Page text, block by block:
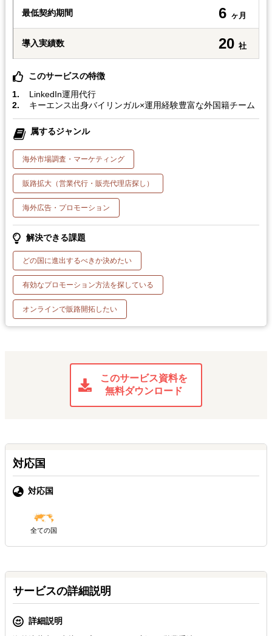
最低契約期間 6 ヶ月
導入実績数 20 社
このサービスの特徴
LinkedIn運用代行
キーエンス出身バイリンガル×運用経験豊富な外国籍チーム
属するジャンル
海外市場調査・マーケティング
販路拡大（営業代行・販売代理店探し）
海外広告・プロモーション
解決できる課題
どの国に進出するべきか決めたい
有効なプロモーション方法を探している
オンラインで販路開拓したい
このサービス資料を
無料ダウンロード
対応国
対応国
全ての国
サービスの詳細説明
詳細説明